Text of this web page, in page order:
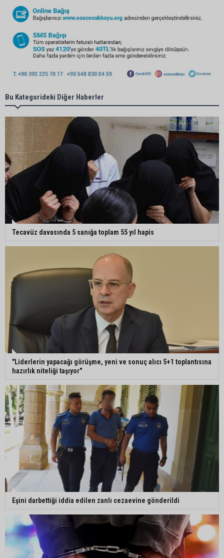
Bu Kategorideki Diğer Haberler
Tecavüz davasında 5 sanığa toplam 55 yıl hapis
"Liderlerin yapacağı görüşme, yeni ve sonuç alıcı 5+1 toplantısına
hazırlık niteliği taşıyor"
Eşini darbettiği iddia edilen zanlı cezaevine gönderildi